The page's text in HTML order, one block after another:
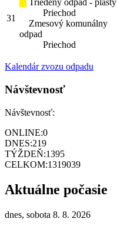
31
Triedený odpad - plasty
Priechod
Zmesový komunálny
odpad
Priechod
Kalendár zvozu odpadu
Návštevnosť
Návštevnosť:
ONLINE:0
DNES:219
TÝŽDEŇ:1395
CELKOM:1319039
Aktuálne počasie
dnes, sobota 8. 8. 2026